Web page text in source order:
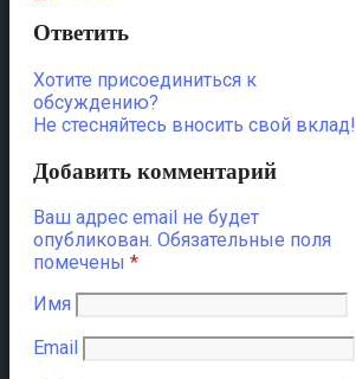
Ответить
Хотите присоединиться к
обсуждению?
Не стесняйтесь вносить свой вклад!
Добавить комментарий
Ваш адрес email не будет
опубликован. Обязательные поля
помечены *
Имя
Email